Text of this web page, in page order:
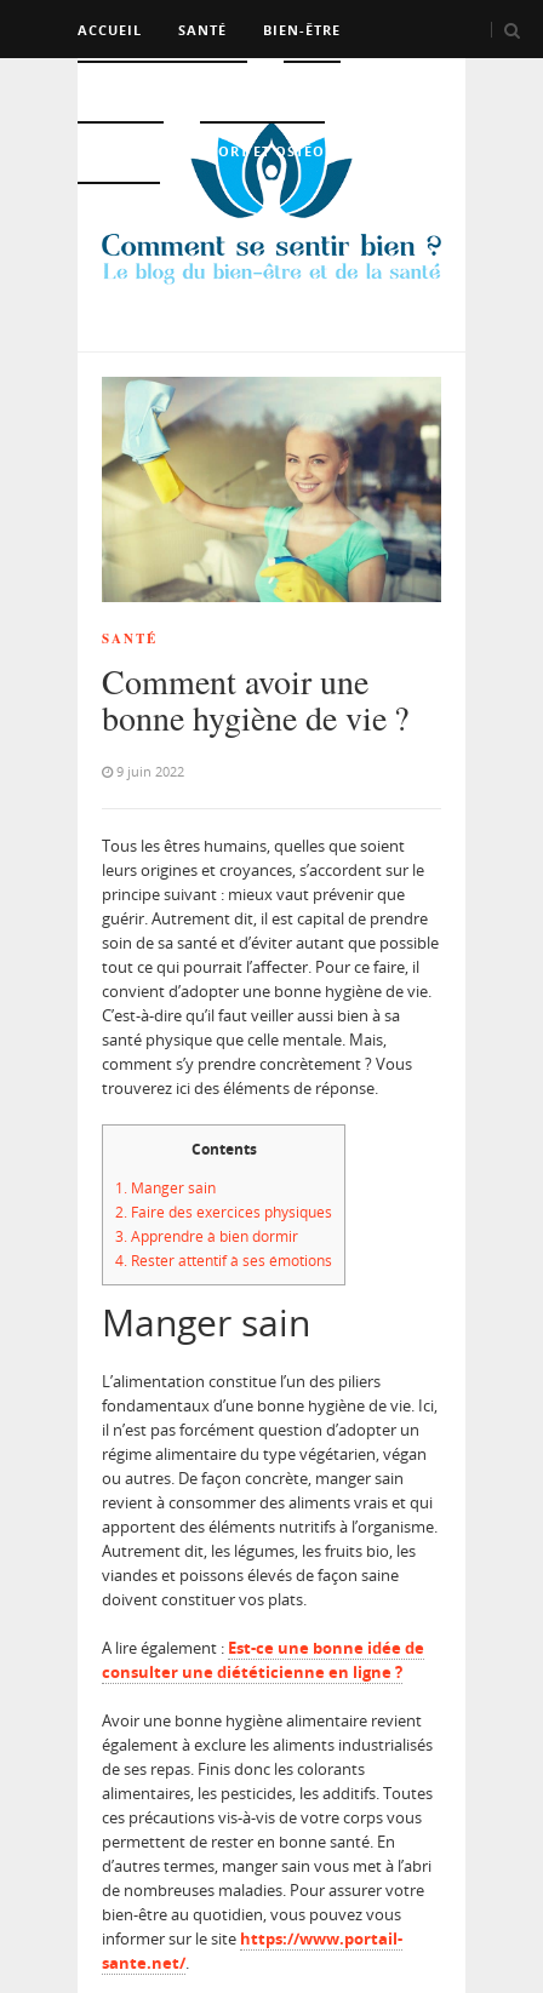
ACCUEIL SANTÉ BIEN-ÊTRE
SPORT ET OSTÉO
SANTÉ
Comment avoir une
bonne hygiène de vie ?
9 juin 2022
Tous les êtres humains, quelles que soient
leurs origines et croyances, s’accordent sur le
principe suivant : mieux vaut prévenir que
guérir. Autrement dit, il est capital de prendre
soin de sa santé et d’éviter autant que possible
tout ce qui pourrait l’affecter. Pour ce faire, il
convient d’adopter une bonne hygiène de vie.
C’est-à-dire qu’il faut veiller aussi bien à sa
santé physique que celle mentale. Mais,
comment s’y prendre concrètement ? Vous
trouverez ici des éléments de réponse.
Contents
1. Manger sain
2. Faire des exercices physiques
3.Apprendre à bien dormir
4. Rester attentif à ses émotions
Manger sain
L’alimentation constitue l’un des piliers
fondamentaux d’une bonne hygiène de vie. Ici,
il n’est pas forcément question d’adopter un
régime alimentaire du type végétarien, végan
ou autres. De façon concrète, manger sain
revient à consommer des aliments vrais et qui
apportent des éléments nutritifs à l’organisme.
Autrement dit, les légumes, les fruits bio, les
viandes et poissons élevés de façon saine
doivent constituer vos plats.
A lire également : Est-ce une bonne idée de
consulter une diététicienne en ligne ?
Avoir une bonne hygiène alimentaire revient
également à exclure les aliments industrialisés
de ses repas. Finis donc les colorants
alimentaires, les pesticides, les additifs. Toutes
ces précautions vis-à-vis de votre corps vous
permettent de rester en bonne santé. En
d’autres termes, manger sain vous met à l’abri
de nombreuses maladies. Pour assurer votre
bien-être au quotidien, vous pouvez vous
informer sur le site https://www.portail-
sante.net/.